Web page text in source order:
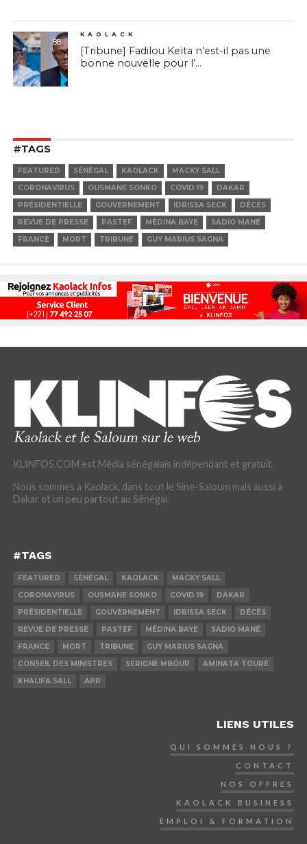
88
KAOLACK
[Tribune] Fadilou Keïta n’est-il pas une
bonne nouvelle pour l’...
#TAGS
FEATURED SÉNÉGAL KAOLACK
MACKY SALL
CORONAVIRUS
OUSMANE SONKO COVID 19
DAKAR
PRÉSIDENTIELLE
GOUVERNEMENT IDRISSA SECK
DÉCÈS
REVUE DE PRESSE
PASTEF MÉDINA BAYE
SADIO MANÉ
FRANCE
MORT TRIBUNE GUY MARIUS SAGNA
KLINFOS.COM est Média sénégalais indépendant et gratuit.
Nous sommes à Kaolack, dans tout le Sine-Saloum mais aussi à
Dakar et un peu partout au Sénégal.
#TAGS
FEATURED SÉNÉGAL KAOLACK
MACKY SALL
CORONAVIRUS
OUSMANE SONKO COVID 19
DAKAR
PRÉSIDENTIELLE
GOUVERNEMENT IDRISSA SECK
DÉCÈS
REVUE DE PRESSE
PASTEF MÉDINA BAYE
SADIO MANÉ
FRANCE
MORT TRIBUNE
GUY MARIUS SAGNA
CONSEIL DES MINISTRES
SERIGNE MBOUP
AMINATA TOURÉ
KHALIFA SALL
APR
LIENS UTILES
QUI SOMMES NOUS ?
CONTACT
NOS OFFRES
KAOLACK BUSINESS
EMPLOI & FORMATION